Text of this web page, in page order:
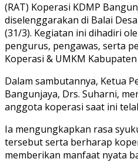
(RAT) Koperasi KDMP
diselenggarakan di Balai
(31/3). Kegiatan ini dihadiri
pengurus, pengawas, serta
Koperasi & UMKM
Dalam sambutannya, Ketua
Bangunjaya, Drs. Suharni,
anggota koperasi saat ini
Ia mengungkapkan rasa
tersebut serta berharap
memberikan manfaat nyata